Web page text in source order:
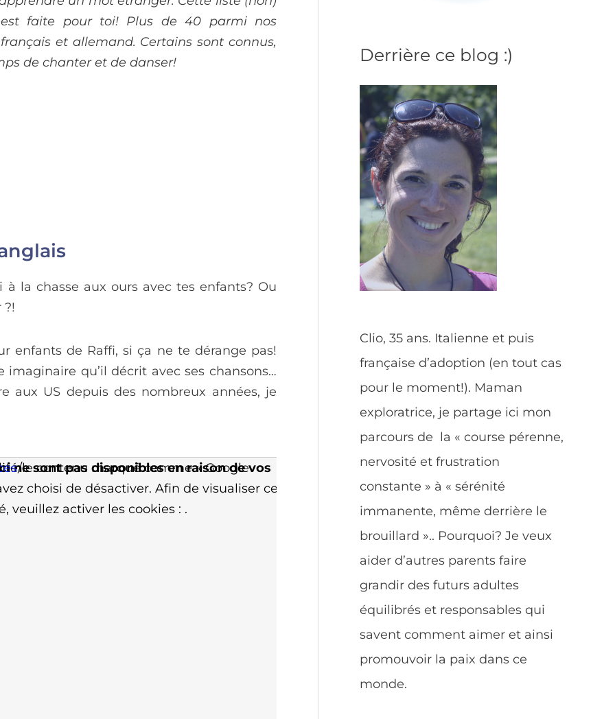
faite pour toi! Plus de 40 parmi nos
et allemand. Certains sont connus,
de chanter et de danser!
la chasse aux ours avec tes enfants? Ou
?!
enfants de Raffi, si ça ne te dérange pas!
imaginaire qu’il décrit avec ses chansons…
aux US depuis des nombreux années, je
ne sont pas disponibles en raison de vos
le contenu marqué comme « Google
choisi de désactiver. Afin de visualiser ce
veuillez activer les cookies : .
Derrière ce blog :)
Clio, 35 ans. Italienne et puis
française d’adoption (en tout cas
pour le moment!). Maman
exploratrice, je partage ici mon
parcours de la « course pérenne,
nervosité et frustration
constante » à « sérénité
immanente, même derrière le
brouillard ».. Pourquoi? Je veux
aider d’autres parents faire
grandir des futurs adultes
équilibrés et responsables qui
savent comment aimer et ainsi
promouvoir la paix dans ce
monde.